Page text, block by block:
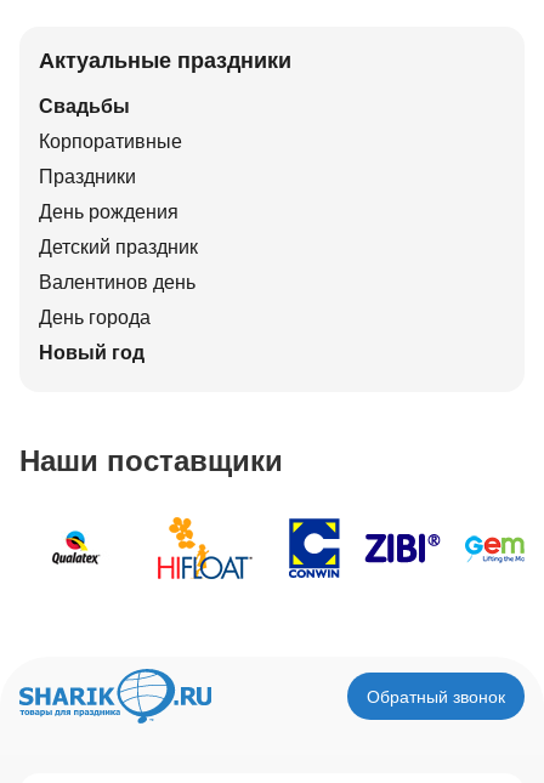
Актуальные праздники
Свадьбы
Корпоративные
Праздники
День рождения
Детский праздник
Валентинов день
День города
Новый год
Наши поставщики
Обратный звонок